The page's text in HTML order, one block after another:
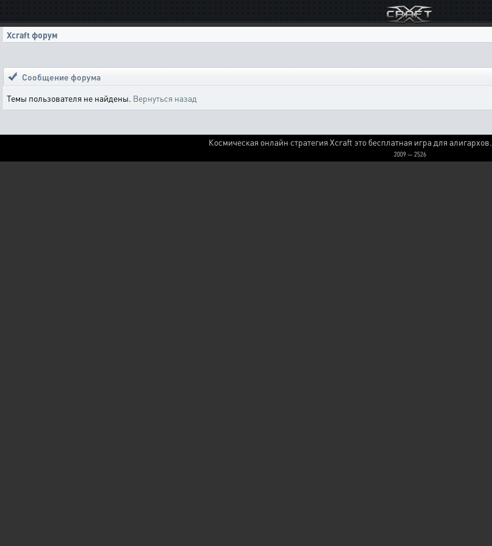
Xcraft форум
Сообщение форума
Темы пользователя не найдены. Вернуться назад
Космическая онлайн стратегия Xcraft это бесплатная игра для алигархов.
2009 — 2526